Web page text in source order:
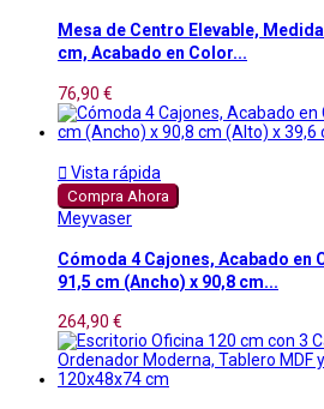
Mesa de Centro Elevable,
cm, Acabado en Color...
76,90 €
 Vista rápida
Compra Ahora
Meyvaser
Cómoda 4 Cajones, Acabado en
91,5 cm (Ancho) x 90,8 cm...
264,90 €